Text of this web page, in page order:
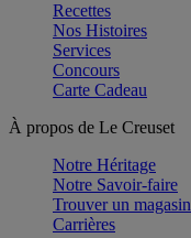
Recettes
Nos Histoires
Services
Concours
Carte Cadeau
À propos de Le Creuset
Notre Héritage
Notre Savoir-faire
Trouver un magasin
Carrières